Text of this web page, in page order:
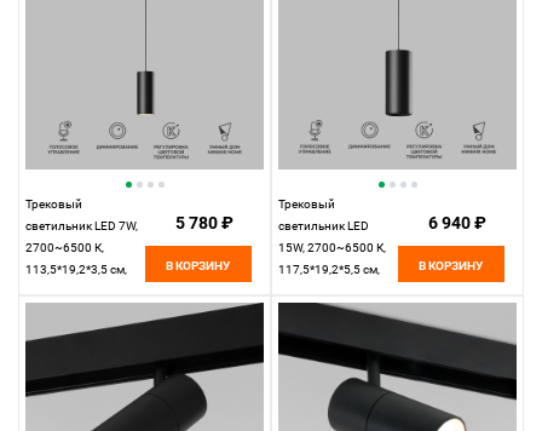
Трековый
светильник LED 7W,
2700~6500 К,
113,5*19,2*3,5 см,
Magnetic 85072/01
5 780 ₽
В КОРЗИНУ
Трековый
светильник LED
15W, 2700~6500 К,
117,5*19,2*5,5 см,
Elektrostandard Slim
Magnetic 85073/01
6 940 ₽
В КОРЗИНУ